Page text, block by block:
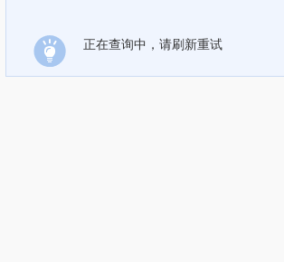
正在查询中，请刷新重试